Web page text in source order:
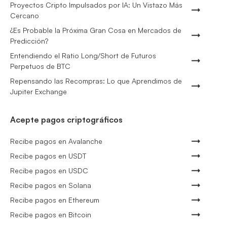
Proyectos Cripto Impulsados por IA: Un Vistazo Más
Cercano
¿Es Probable la Próxima Gran Cosa en Mercados de
Predicción?
Entendiendo el Ratio Long/Short de Futuros
Perpetuos de BTC
Repensando las Recompras: Lo que Aprendimos de
Jupiter Exchange
Acepte pagos criptográficos
Recibe pagos en Avalanche
Recibe pagos en USDT
Recibe pagos en USDC
Recibe pagos en Solana
Recibe pagos en Ethereum
Recibe pagos en Bitcoin